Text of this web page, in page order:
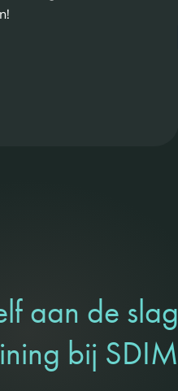
aan de slag
bij SDIM